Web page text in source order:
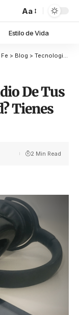
Aa
Estilo de Vida
> Blog > Tecnologia >
De Tus
Tienes
2 Min Read